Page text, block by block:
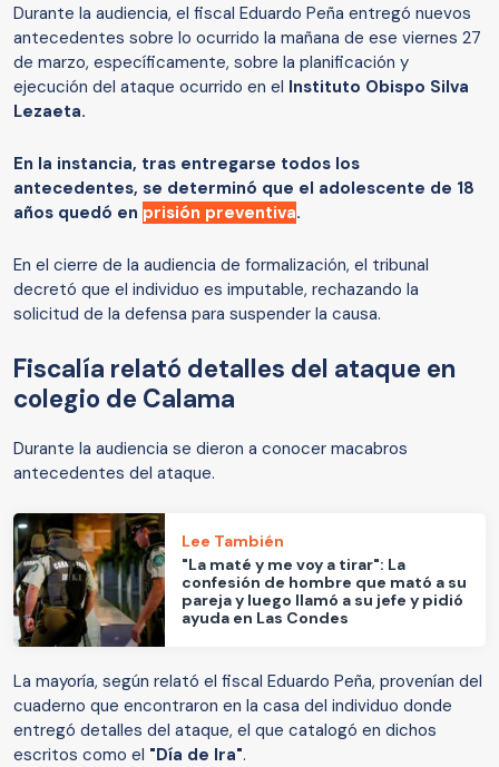
Durante la audiencia, el fiscal Eduardo Peña entregó nuevos
antecedentes sobre lo ocurrido la mañana de ese viernes 27
de marzo, específicamente, sobre la planificación y
ejecución del ataque ocurrido en el Instituto Obispo Silva
Lezaeta.
En la instancia, tras entregarse todos los
antecedentes, se determinó que el adolescente de 18
años quedó en prisión preventiva.
En el cierre de la audiencia de formalización, el tribunal
decretó que el individuo es imputable, rechazando la
solicitud de la defensa para suspender la causa.
Fiscalía relató detalles del ataque en
colegio de Calama
Durante la audiencia se dieron a conocer macabros
antecedentes del ataque.
Lee También
"La maté y me voy a tirar": La
confesión de hombre que mató a su
pareja y luego llamó a su jefe y pidió
ayuda en Las Condes
La mayoría, según relató el fiscal Eduardo Peña, provenían del
cuaderno que encontraron en la casa del individuo donde
entregó detalles del ataque, el que catalogó en dichos
escritos como el "Día de Ira".